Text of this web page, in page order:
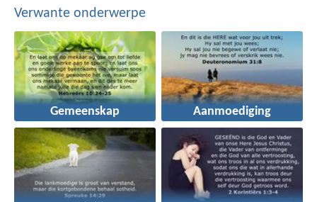
Verwante onderwerpe
Gemeenskap Aanmoediging